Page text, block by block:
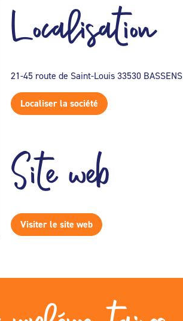
Localisation
21-45 route de Saint-Louis 33530 BASSENS
Localiser la société
Site web
Visiter le site web